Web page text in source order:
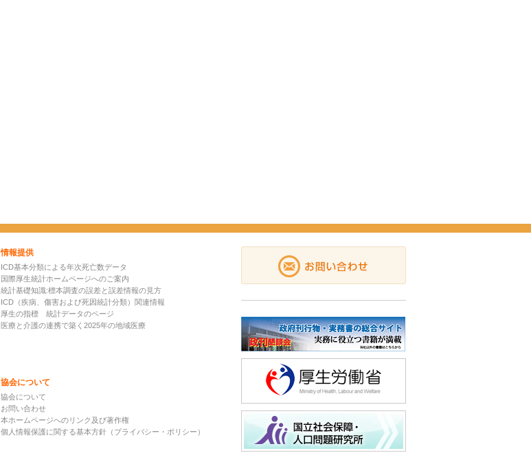
情報提供
ICD基本分類による年次死亡数データ
国際厚生統計ホームページへのご案内
統計基礎知識:標本調査の誤差と誤差情報の見方
ICD（疾病、傷害および死因統計分類）関連情報
厚生の指標 統計データのページ
医療と介護の連携で築く2025年の地域医療
協会について
協会について
お問い合わせ
本ホームページへのリンク及び著作権
個人情報保護に関する基本方針（プライバシー・ポリシー）